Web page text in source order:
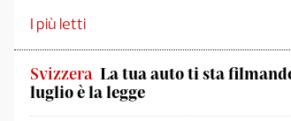
I più letti
Svizzera La tua auto ti sta
luglio è la legge